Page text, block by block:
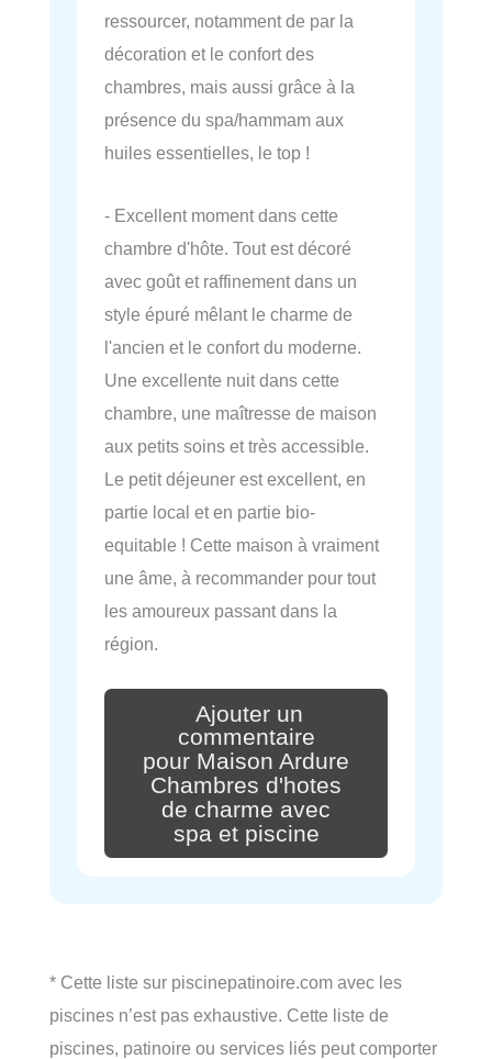
ressourcer, notamment de par la
décoration et le confort des
chambres, mais aussi grâce à la
présence du spa/hammam aux
huiles essentielles, le top !
- Excellent moment dans cette
chambre d'hôte. Tout est décoré
avec goût et raffinement dans un
style épuré mêlant le charme de
l'ancien et le confort du moderne.
Une excellente nuit dans cette
chambre, une maîtresse de maison
aux petits soins et très accessible.
Le petit déjeuner est excellent, en
partie local et en partie bio-
equitable ! Cette maison à vraiment
une âme, à recommander pour tout
les amoureux passant dans la
région.
Ajouter un
commentaire
pour Maison Ardure
Chambres d'hotes
de charme avec
spa et piscine
* Cette liste sur piscinepatinoire.com avec les
piscines n’est pas exhaustive. Cette liste de
piscines, patinoire ou services liés peut comporter